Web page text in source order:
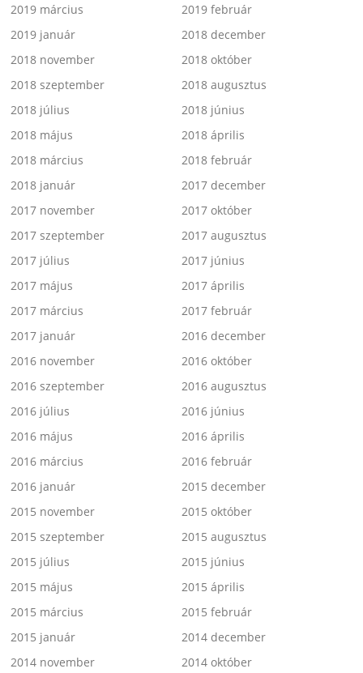
2019 március
2019 február
2019 január
2018 december
2018 november
2018 október
2018 szeptember
2018 augusztus
2018 július
2018 június
2018 május
2018 április
2018 március
2018 február
2018 január
2017 december
2017 november
2017 október
2017 szeptember
2017 augusztus
2017 július
2017 június
2017 május
2017 április
2017 március
2017 február
2017 január
2016 december
2016 november
2016 október
2016 szeptember
2016 augusztus
2016 július
2016 június
2016 május
2016 április
2016 március
2016 február
2016 január
2015 december
2015 november
2015 október
2015 szeptember
2015 augusztus
2015 július
2015 június
2015 május
2015 április
2015 március
2015 február
2015 január
2014 december
2014 november
2014 október